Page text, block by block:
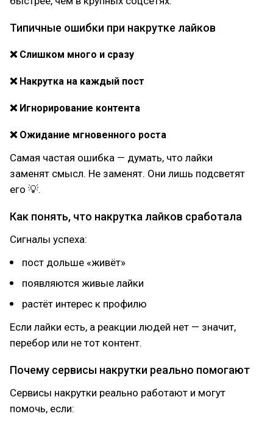
Типичные ошибки при накрутке лайков
❌ Слишком много и сразу
❌ Накрутка на каждый пост
❌ Игнорирование контента
❌ Ожидание мгновенного роста
Самая частая ошибка — думать, что лайки
заменят смысл. Не заменят. Они лишь подсветят
его 💡.
Как понять, что накрутка лайков сработала
Сигналы успеха:
пост дольше «живёт»
появляются живые лайки
растёт интерес к профилю
Если лайки есть, а реакции людей нет — значит,
перебор или не тот контент.
Почему сервисы накрутки реально помогают
Сервисы накрутки реально работают и могут
помочь, если: